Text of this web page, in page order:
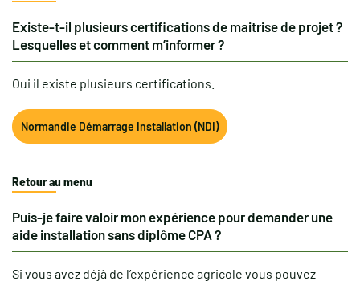
Existe-t-il plusieurs certifications de maitrise de projet ?
Lesquelles et comment m’informer ?
Oui il existe plusieurs certifications.
Normandie Démarrage Installation (NDI)
Retour au menu
Puis-je faire valoir mon expérience pour demander une
aide installation sans diplôme CPA ?
Si vous avez déjà de l’expérience agricole vous pouvez